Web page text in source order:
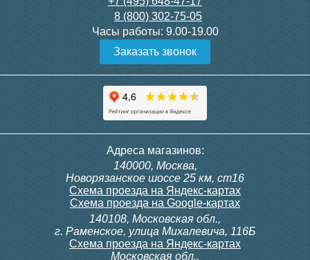
8 (800) 302-75-05
Часы работы: 9.00-19.00
Заказать звонок
Адреса магазинов:
140000, Москва,
Новорязанское шоссе 25 км, ст16
Схема проезда на Яндекс-картах
Схема проезда на Google-картах
140108, Московская обл.,
г. Раменское, улица Михалевича, 116Б
Схема проезда на Яндекс-картах
Московская обл.,